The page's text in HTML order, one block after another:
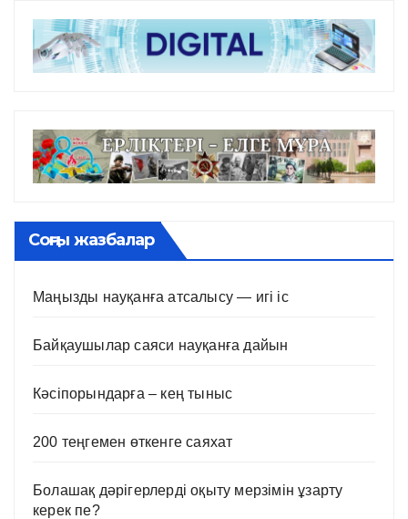
Соңғы жазбалар
Маңызды науқанға атсалысу — игі іс
Байқаушылар саяси науқанға дайын
Кәсіпорындарға – кең тыныс
200 теңгемен өткенге саяхат
Болашақ дәрігерлерді оқыту мерзімін ұзарту
керек пе?